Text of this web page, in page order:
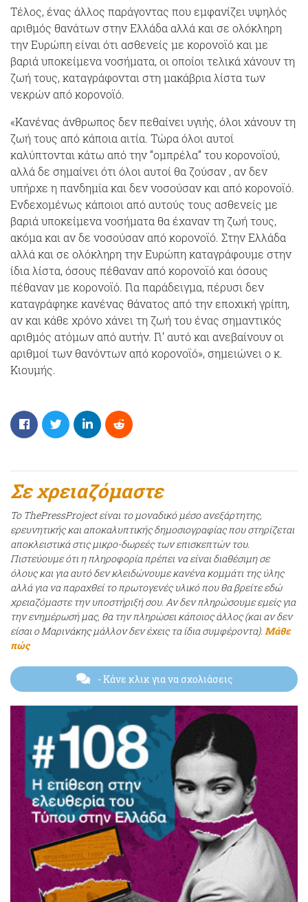
Τέλος, ένας άλλος παράγοντας που εμφανίζει υψηλός
αριθμός θανάτων στην Ελλάδα αλλά και σε ολόκληρη
την Ευρώπη είναι ότι ασθενείς με κορονοϊό και με
βαριά υποκείμενα νοσήματα, οι οποίοι τελικά χάνουν τη
ζωή τους, καταγράφονται στη μακάβρια λίστα των
νεκρών από κορονοϊό.
«Κανένας άνθρωπος δεν πεθαίνει υγιής, όλοι χάνουν τη
ζωή τους από κάποια αιτία. Τώρα όλοι αυτοί
καλύπτονται κάτω από την “ομπρέλα” του κορονοϊού,
αλλά δε σημαίνει ότι όλοι αυτοί θα ζούσαν , αν δεν
υπήρχε η πανδημία και δεν νοσούσαν και από κορονοϊό.
Ενδεχομένως κάποιοι από αυτούς τους ασθενείς με
βαριά υποκείμενα νοσήματα θα έχαναν τη ζωή τους,
ακόμα και αν δε νοσούσαν από κορονοϊό. Στην Ελλάδα
αλλά και σε ολόκληρη την Ευρώπη καταγράφουμε στην
ίδια λίστα, όσους πέθαναν από κορονοϊό και όσους
πέθαναν με κορονοϊό. Για παράδειγμα, πέρυσι δεν
καταγράφηκε κανένας θάνατος από την εποχική γρίπη,
αν και κάθε χρόνο χάνει τη ζωή του ένας σημαντικός
αριθμός ατόμων από αυτήν. Γι’ αυτό και ανεβαίνουν οι
αριθμοί των θανόντων από κορονοϊό», σημειώνει ο κ.
Κιουμής.
Σε χρειαζόμαστε
Το ThePressProject είναι το μοναδικό μέσο ανεξάρτητης,
ερευνητικής και αποκαλυπτικής δημοσιογραφίας που στηρίζεται
αποκλειστικά στις μικρο-δωρεές των επισκεπτών του.
Πιστεύουμε ότι η πληροφορία πρέπει να είναι διαθέσιμη σε
όλους και για αυτό δεν κλειδώνουμε κανένα κομμάτι της ύλης
αλλά για να παραχθεί το πρωτογενές υλικό που θα βρείτε εδώ
χρειαζόμαστε την υποστήριξή σου. Αν δεν πληρώσουμε εμείς για
την ενημέρωσή μας, θα την πληρώσει κάποιος άλλος (και αν δεν
είσαι ο Μαρινάκης μάλλον δεν έχεις τα ίδια συμφέροντα). Μάθε
πώς
- Κάνε κλικ για να σχολιάσεις